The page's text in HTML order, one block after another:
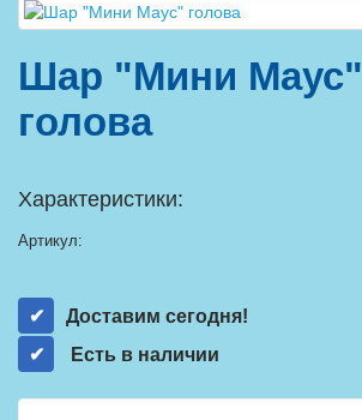
Шар "Мини Маус"
голова
Характеристики:
Артикул:
Доставим сегодня!
Есть в наличии